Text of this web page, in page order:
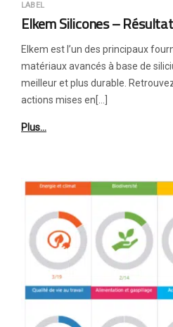
LABEL
Elkem Silicones –
Elkem est l’un des principaux
matériaux avancés à base de
meilleur et plus durable.
actions mises en[…]
Plus…